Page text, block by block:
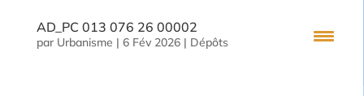
AD_PC 013 076 26 00002
par Urbanisme | 6 Fév 2026| Dépôts